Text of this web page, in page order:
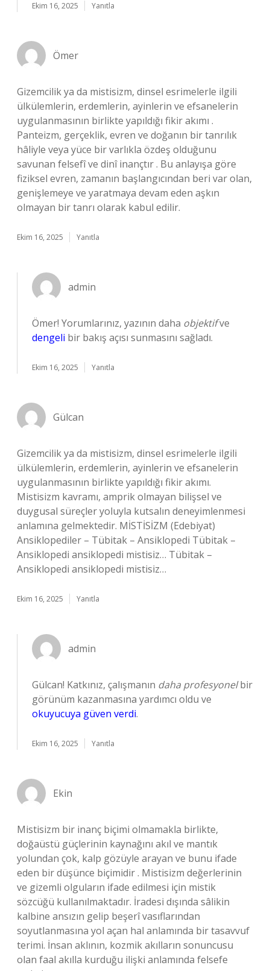
Ekim 16, 2025 Yanıtla
Ömer
Gizemcilik ya da mistisizm, dinsel esrimelerle ilgili
ülkülemlerin, erdemlerin, ayinlerin ve efsanelerin
uygulanmasının birlikte yapıldığı fikir akımı .
Panteizm, gerçeklik, evren ve doğanın bir tanrılık
hâliyle veya yüce bir varlıkla özdeş olduğunu
savunan felsefî ve dinî inançtır . Bu anlayışa göre
fiziksel evren, zamanın başlangıcından beri var olan,
genişlemeye ve yaratmaya devam eden aşkın
olmayan bir tanrı olarak kabul edilir.
Ekim 16, 2025 Yanıtla
admin
Ömer! Yorumlarınız, yazının daha objektifve
dengeli bir bakış açısı sunmasını sağladı.
Ekim 16, 2025 Yanıtla
Gülcan
Gizemcilik ya da mistisizm, dinsel esrimelerle ilgili
ülkülemlerin, erdemlerin, ayinlerin ve efsanelerin
uygulanmasının birlikte yapıldığı fikir akımı.
Mistisizm kavramı, amprik olmayan bilişsel ve
duygusal süreçler yoluyla kutsalın deneyimlenmesi
anlamına gelmektedir. MİSTİSİZM (Edebiyat)
Ansiklopediler – Tübitak – Ansiklopedi Tübitak –
Ansiklopedi ansiklopedi mistisiz… Tübitak –
Ansiklopedi ansiklopedi mistisiz…
Ekim 16, 2025 Yanıtla
admin
Gülcan! Katkınız, çalışmanın daha profesyonelbir
görünüm kazanmasına yardımcı oldu ve
okuyucuya güven verdi.
Ekim 16, 2025 Yanıtla
Ekin
Mistisizm bir inanç biçimi olmamakla birlikte,
doğaüstü güçlerinin kaynağını akıl ve mantık
yolundan çok, kalp gözüyle arayan ve bunu ifade
eden bir düşünce biçimidir . Mistisizm değerlerinin
ve gizemli olguların ifade edilmesi için mistik
sözcüğü kullanılmaktadır. İradesi dışında sâlikin
kalbine ansızın gelip beşerî vasıflarından
soyutlanmasına yol açan hal anlamında bir tasavvuf
terimi. İnsan aklının, kozmik akılların sonuncusu
olan faal akılla kurduğu ilişki anlamında felsefe